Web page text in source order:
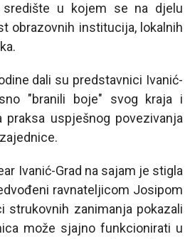
središte u kojem se na djelu
obrazovnih institucija, lokalnih
dali su predstavnici Ivanić-
"branili boje" svog kraja i
praksa uspješnog povezivanja
Ivanić-Grad na sajam je stigla
ravnateljicom Josipom
strukovnih zanimanja pokazali
može sjajno funkcionirati u